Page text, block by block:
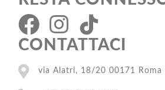
CONTATTACI
via Alatri, 18/20 00171 Roma